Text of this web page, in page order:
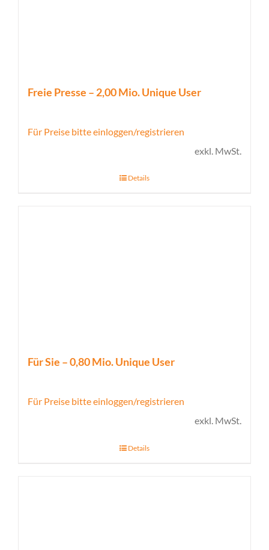
Freie Presse – 2,00 Mio. Unique User
Für Preise bitte einloggen/registrieren
exkl. MwSt.
Details
Für Sie – 0,80 Mio. Unique User
Für Preise bitte einloggen/registrieren
exkl. MwSt.
Details